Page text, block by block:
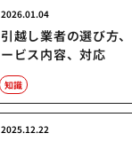
引越し業者の選び方
ービス内容、対応
2026.01.04
知識
2025.12.22